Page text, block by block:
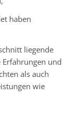
haben
liegende
Erfahrungen und
als auch
wie